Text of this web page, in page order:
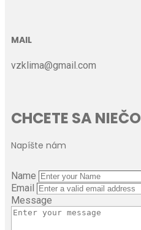
MAIL
vzklima@gmail.com
CHCETE SA
Napíšte nám
Name
Email
Message